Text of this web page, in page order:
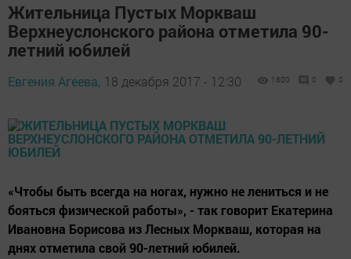
Жительница Пустых Моркваш
Верхнеуслонского района отметила 90-
летний юбилей
Евгения Агеева, 18 декабря 2017 - 12:30 1800 0 0
«Чтобы быть всегда на ногах, нужно не лениться и не
бояться физической работы», - так говорит Екатерина
Ивановна Борисова из Лесных Моркваш, которая на
днях отметила свой 90-летний юбилей.